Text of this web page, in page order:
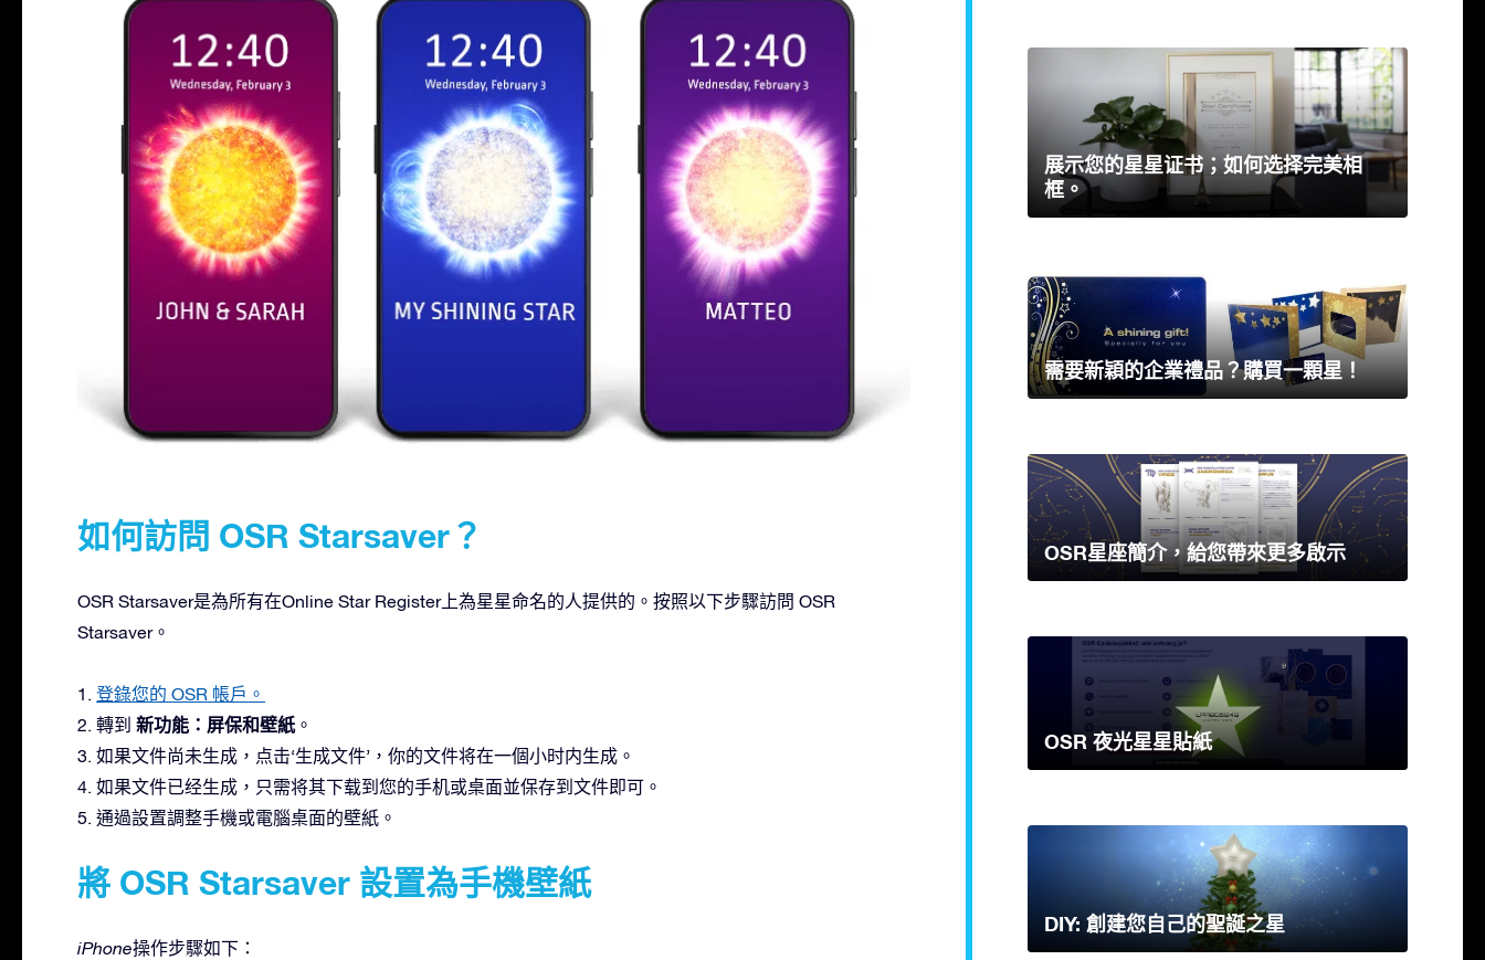
如何訪問 OSR Starsaver？
OSR Starsaver是為所有在Online Star Register上為星星命名的人提供的。按照以下步驟訪問 OSR
Starsaver。
1. 登錄您的 OSR 帳戶。
2. 轉到 新功能：屏保和壁紙。
3. 如果文件尚未生成，点击‘生成文件’，你的文件将在一個小时内生成。
4. 如果文件已经生成，只需将其下载到您的手机或桌面並保存到文件即可。
5. 通過設置調整手機或電腦桌面的壁紙。
將 OSR Starsaver 設置為手機壁紙
iPhone操作步驟如下：
展示您的星星证书；如何选择完美相
框。
需要新穎的企業禮品？購買一顆星！
OSR星座簡介，給您帶來更多啟示
OSR 夜光星星貼紙
DIY: 創建您自己的聖誕之星